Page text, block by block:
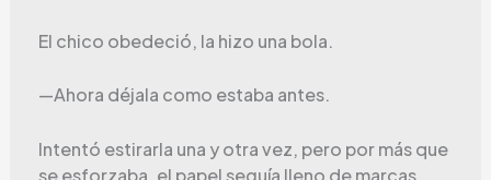
El chico obedeció, la hizo una bola.
—Ahora déjala como estaba antes.
Intentó estirarla una y otra vez, pero por más que
se esforzaba, el papel seguía lleno de marcas.